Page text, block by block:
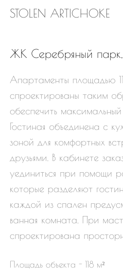
STOLEN ARTICHOKE
ЖК Серебряный
Апартаменты площадью
спроектированы таким
обеспечить
Гостиная объединена с
зоной для комфортных
друзьями. В кабинете
уединиться при помощи
которые разделяют
каждой из спален
ванная комната. При
спроектирована
Площадь объекта - 118 м²